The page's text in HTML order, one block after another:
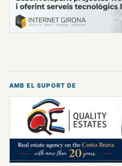
AMB EL SUPORT DE